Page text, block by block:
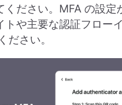
ください。MFA の設
トや主要な認証フロー
ださい。